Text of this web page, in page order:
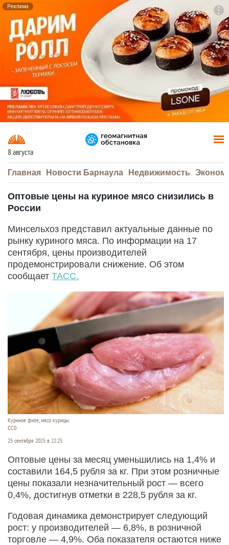
Реклама
8 августа
Главная Новости Барнаула Недвижимость
Оптовые цены на куриное мясо снизились в
России
Минсельхоз представил актуальные данные по
рынку куриного мяса. По информации на 17
сентября, цены производителей
продемонстрировали снижение. Об этом
сообщает ТАСС.
Куриное филе, мясо курицы.
СС0
25 сентября 2025 в 22:25
Оптовые цены за месяц уменьшились на 1,4% и
составили 164,5 рубля за кг. При этом розничные
цены показали незначительный рост — всего
0,4%, достигнув отметки в 228,5 рубля за кг.
Годовая динамика демонстрирует следующий
рост: у производителей — 6,8%, в розничной
торговле — 4,9%. Оба показателя остаются ниже